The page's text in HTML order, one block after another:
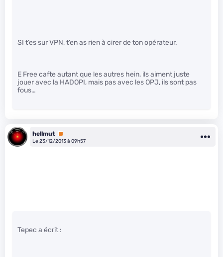
SI t’es sur VPN, t’en as rien à cirer de ton opérateur.
E Free cafte autant que les autres hein, ils aiment juste
jouer avec la HADOPI, mais pas avec les OPJ, ils sont pas
fous…
hellmut Premium
Le 23/12/2013 à 09h57
Tepec a écrit :